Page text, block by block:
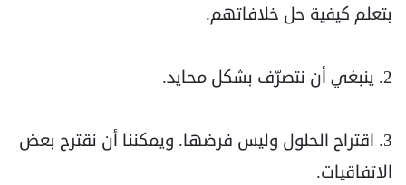
بتعلم كيفية حل خلافاتهم.
2. ينبغي أن نتصرّف بشكل محايد.
3. اقتراح الحلول وليس فرضها. ويمكننا أن نقترح بعض
الاتفاقيات.